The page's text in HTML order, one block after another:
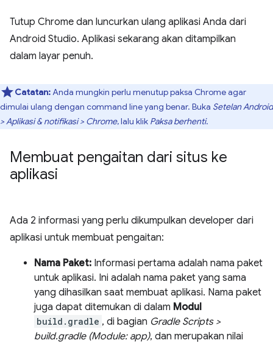
Tutup Chrome dan luncurkan ulang aplikasi Anda dari
Android Studio. Aplikasi sekarang akan ditampilkan
dalam layar penuh.
Catatan:Anda mungkin perlu menutup paksa Chrome agar
dimulai ulang dengan command line yang benar. Buka Setelan Android
> Aplikasi & notifikasi > Chrome, lalu klik Paksa berhenti.
Membuat pengaitan dari situs ke
aplikasi
Ada 2 informasi yang perlu dikumpulkan developer dari
aplikasi untuk membuat pengaitan:
Nama Paket: Informasi pertama adalah nama paket
untuk aplikasi. Ini adalah nama paket yang sama
yang dihasilkan saat membuat aplikasi. Nama paket
juga dapat ditemukan di dalam Modul
build.gradle , di bagian Gradle Scripts >
build.gradle (Module: app), dan merupakan nilai